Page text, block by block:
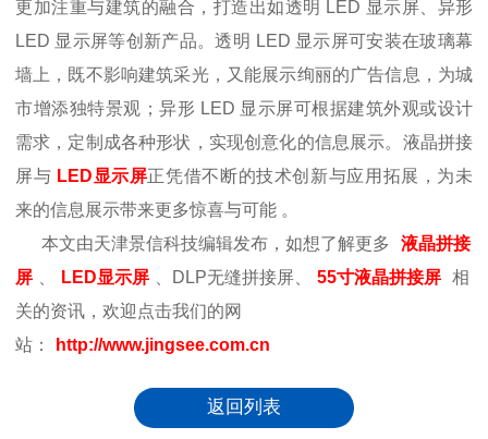
更加注重与建筑的融合，打造出如透明 LED 显示屏、异形
LED 显示屏等创新产品。透明 LED 显示屏可安装在玻璃幕
墙上，既不影响建筑采光，又能展示绚丽的广告信息，为城
市增添独特景观；异形 LED 显示屏可根据建筑外观或设计
需求，定制成各种形状，实现创意化的信息展示。液晶拼接
屏与 LED显示屏正凭借不断的技术创新与应用拓展，为未
来的信息展示带来更多惊喜与可能 。
本文由天津景信科技编辑发布，如想了解更多
液晶拼接
屏
LED显示屏 、DLP无缝拼接屏、 55寸液晶拼接屏 相
关的资讯，欢迎点击我们的网
站：
http://www.jingsee.com.cn
返回列表